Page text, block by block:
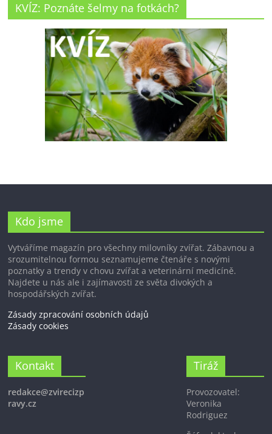
KVÍZ: Poznáte šelmy na fotkách?
Kdo jsme
Vytváříme magazín pro všechny milovníky zvířat. Zábavnou a
srozumitelnou formou seznamujeme čtenáře s novými
poznatky a trendy v chovu zvířat a veterinární medicíně.
Najdete u nás ale i zajímavosti ze světa divokých a
hospodářských zvířat.
Zásady zpracování osobních údajů
Zásady cookies
Kontakt
redakce@zvirecizp
ravy.cz
Tiráž
Provozovatel:
Veronika
Rodriguez